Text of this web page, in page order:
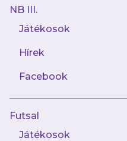
NB III.
Játékosok
Hírek
Facebook
Futsal
Játékosok
2024.08.30
Tom Lacoux: